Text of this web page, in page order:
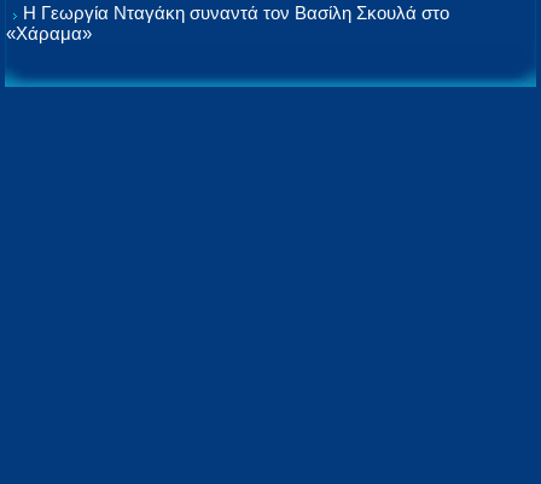
Η Γεωργία Νταγάκη συναντά τον Βασίλη Σκουλά στο
«Χάραμα»